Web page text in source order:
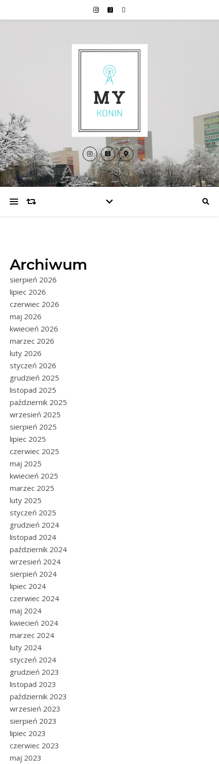
Archiwum
sierpień 2026
lipiec 2026
czerwiec 2026
maj 2026
kwiecień 2026
marzec 2026
luty 2026
styczeń 2026
grudzień 2025
listopad 2025
październik 2025
wrzesień 2025
sierpień 2025
lipiec 2025
czerwiec 2025
maj 2025
kwiecień 2025
marzec 2025
luty 2025
styczeń 2025
grudzień 2024
listopad 2024
październik 2024
wrzesień 2024
sierpień 2024
lipiec 2024
czerwiec 2024
maj 2024
kwiecień 2024
marzec 2024
luty 2024
styczeń 2024
grudzień 2023
listopad 2023
październik 2023
wrzesień 2023
sierpień 2023
lipiec 2023
czerwiec 2023
maj 2023